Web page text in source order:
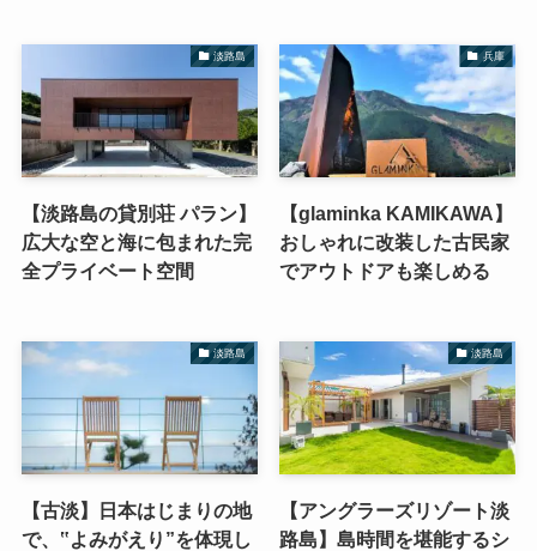
淡路島
【淡路島の貸別荘 パラン】
広大な空と海に包まれた完
全プライベート空間
兵庫
【glaminka KAMIKAWA】
おしゃれに改装した古民家
でアウトドアも楽しめる
淡路島
【古淡】日本はじまりの地
で、‟よみがえり”を体現し
淡路島
【アングラーズリゾート淡
路島】島時間を堪能するシ